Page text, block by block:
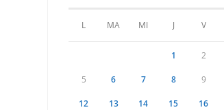
L MA MI J V
1 2
5 6 7 8 9
12 13 14 15 16